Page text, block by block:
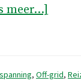
meer...]
, Off-grid,